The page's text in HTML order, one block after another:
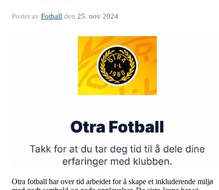
Postet av Fotball den 25. nov 2024
Otra fotball har over tid arbeidet for å skape et inkluderende miljø